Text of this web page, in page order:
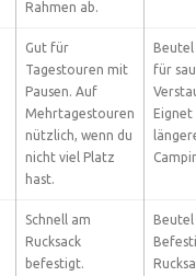
Rahmen ab.
Gut für
Tagestouren mit
Pausen. Auf
Mehrtagestouren
nützlich, wenn du
nicht viel Platz
hast.
Beutel
für
Eignet
Schnell am
Rucksack
befestigt.
Beutel